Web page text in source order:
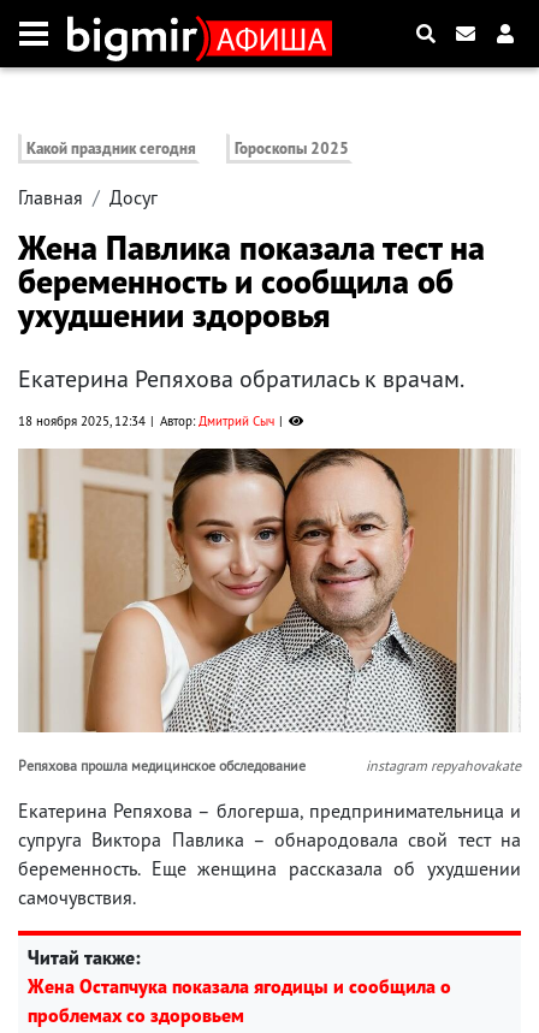
Какой праздник сегодня Гороскопы 2025
Главная Досуг
Жена Павлика показала тест на
беременность и сообщила об
ухудшении здоровья
Екатерина Репяхова обратилась к врачам.
18 ноября 2025, 12:34 Автор:Дмитрий Сыч
Репяхова прошла медицинское обследование instagram repyahovakate
Екатерина Репяхова – блогерша, предпринимательница и
супруга Виктора Павлика – обнародовала свой тест на
беременность. Еще женщина рассказала об ухудшении
самочувствия.
Читай также:
Жена Остапчука показала ягодицы и сообщила о
проблемах со здоровьем